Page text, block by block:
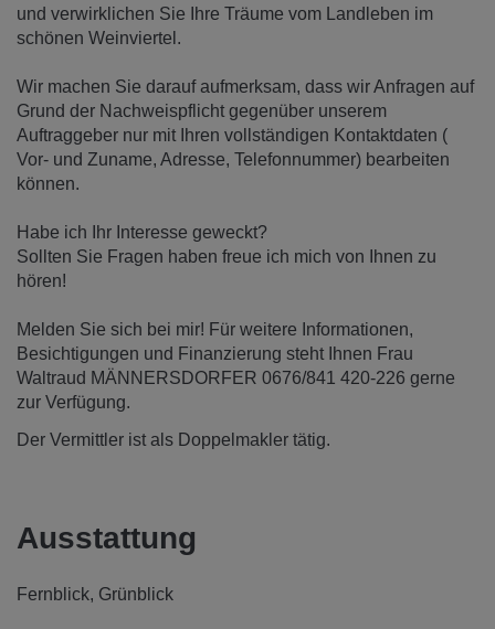
und verwirklichen Sie Ihre Träume vom Landleben im
schönen Weinviertel.
Wir machen Sie darauf aufmerksam, dass wir Anfragen auf
Grund der Nachweispflicht gegenüber unserem
Auftraggeber nur mit Ihren vollständigen Kontaktdaten (
Vor- und Zuname, Adresse, Telefonnummer) bearbeiten
können.
Habe ich Ihr Interesse geweckt?
Sollten Sie Fragen haben freue ich mich von Ihnen zu
hören!
Melden Sie sich bei mir! Für weitere Informationen,
Besichtigungen und Finanzierung steht Ihnen Frau
Waltraud MÄNNERSDORFER 0676/841 420-226 gerne
zur Verfügung.
Der Vermittler ist als Doppelmakler tätig.
Ausstattung
Fernblick Grünblick